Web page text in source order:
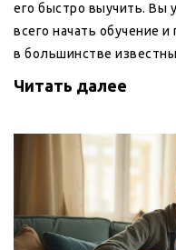
его быстро выучить. Вы
всего начать обучение
в большинстве
аккорд, а также
тем, кто только держит
играет свои первые
Читать далее